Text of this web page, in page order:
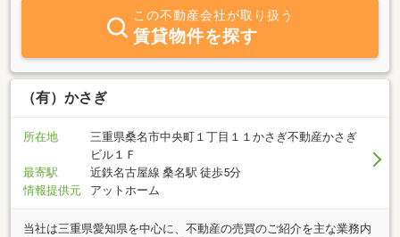
この不動産会社が取り扱う
賃貸物件を探す
（有）かさぎ
所在地
三重県桑名市中央町１丁目１１かさぎ不動産かさぎ
ビル１Ｆ
最寄駅
近鉄名古屋線 桑名駅 徒歩5分
情報提供元
アットホーム
当社は三重県愛知県を中心に、不動産の売買のご紹介を主な業務内